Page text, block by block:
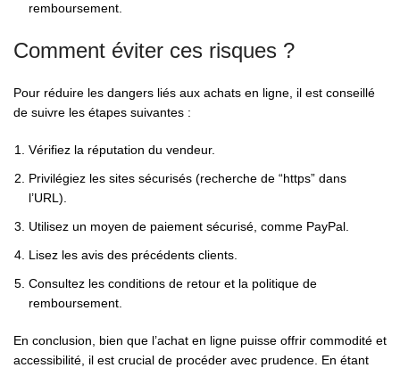
remboursement.
Comment éviter ces risques ?
Pour réduire les dangers liés aux achats en ligne, il est conseillé
de suivre les étapes suivantes :
Vérifiez la réputation du vendeur.
Privilégiez les sites sécurisés (recherche de “https” dans
l’URL).
Utilisez un moyen de paiement sécurisé, comme PayPal.
Lisez les avis des précédents clients.
Consultez les conditions de retour et la politique de
remboursement.
En conclusion, bien que l’achat en ligne puisse offrir commodité et
accessibilité, il est crucial de procéder avec prudence. En étant